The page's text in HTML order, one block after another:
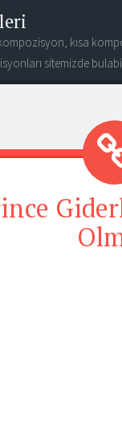
kısa
sitemizde